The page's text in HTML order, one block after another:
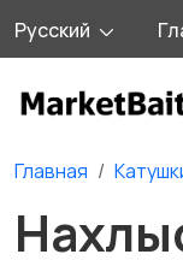
Русский
Главная